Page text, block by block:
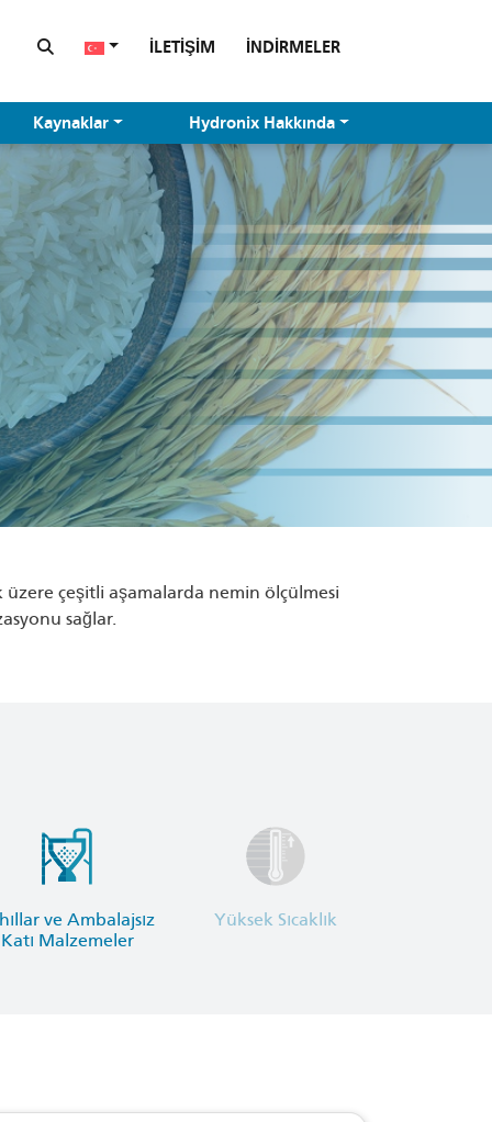
İLETIŞIM İNDIRMELER
Kaynaklar Hydronix Hakkında
üzere çeşitli aşamalarda nemin ölçülmesi
sağlar.
ve Ambalajsız
Katı Malzemeler
Yüksek Sıcaklık